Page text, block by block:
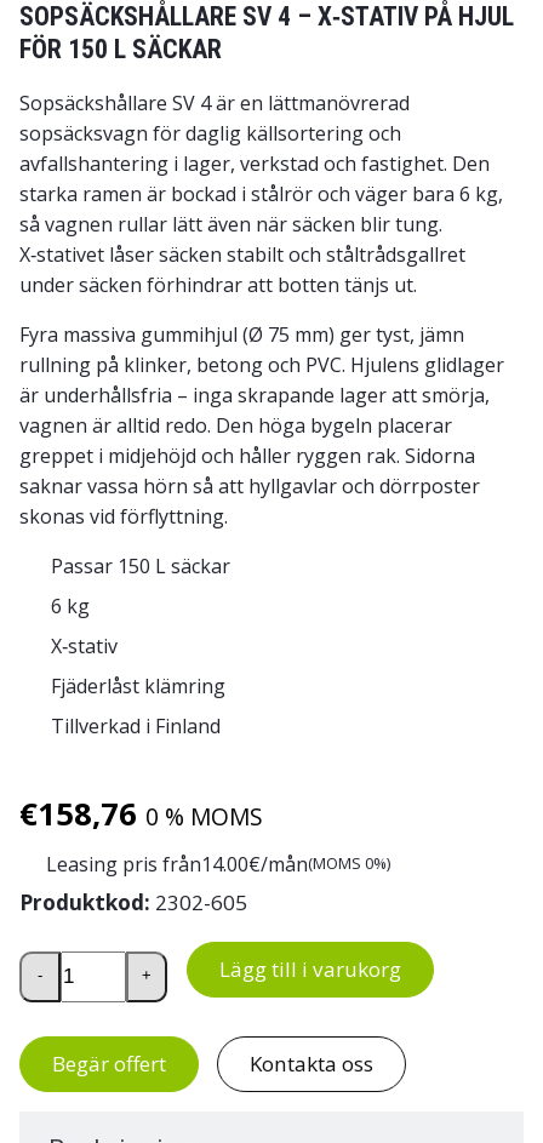
SOPSÄCKSHÅLLARE SV 4 – X‑STATIV PÅ HJUL
FÖR 150 L SÄCKAR
Sopsäckshållare SV 4 är en lättmanövrerad
sopsäcksvagn för daglig källsortering och
avfallshantering i lager, verkstad och fastighet. Den
starka ramen är bockad i stålrör och väger bara 6 kg,
så vagnen rullar lätt även när säcken blir tung.
X‑stativet låser säcken stabilt och ståltrådsgallret
under säcken förhindrar att botten tänjs ut.
Fyra massiva gummihjul (Ø 75 mm) ger tyst, jämn
rullning på klinker, betong och PVC. Hjulens glidlager
är underhållsfria – inga skrapande lager att smörja,
vagnen är alltid redo. Den höga bygeln placerar
greppet i midjehöjd och håller ryggen rak. Sidorna
saknar vassa hörn så att hyllgavlar och dörrposter
skonas vid förflyttning.
Passar 150 L säckar
6 kg
X‑stativ
Fjäderlåst klämring
Tillverkad i Finland
€158,76 0 % MOMS
Leasing pris från14.00€/mån(MOMS 0%)
Produktkod: 2302-605
Sopsäckshållare SV 4 mängd
- + Lägg till i varukorg
Begär offert Kontakta oss